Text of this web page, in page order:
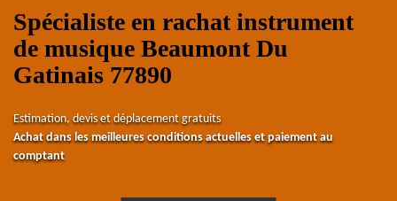
Spécialiste en rachat instrument
de musique Beaumont Du
Gatinais 77890
Estimation, devis et déplacement gratuits
Achat dans les meilleures conditions actuelles et paiement au
comptant